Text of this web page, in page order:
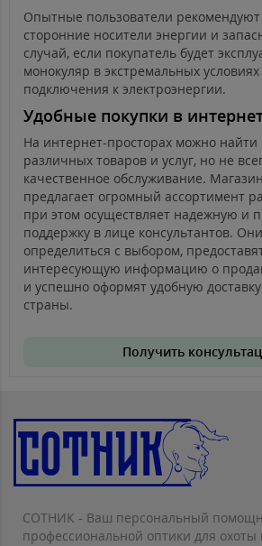
Опытные пользователи рекомендуют
сторонние носители энергии и
случай, если покупатель будет
монокуляр в экстремальных
подключения к электроэнергии.
Удобные покупки в
На интернет-просторах можно найти
различных товаров и услуг, но не
качественное обслуживание.
предлагает огромный ассортимент
при этом осуществляет надежную и
поддержку в лице консультантов.
определиться с выбором,
интересующую информацию о
и успешно оформят удобную
страны.
Получить
СОТНИК - Ваш персональный
профессиональной оптики для